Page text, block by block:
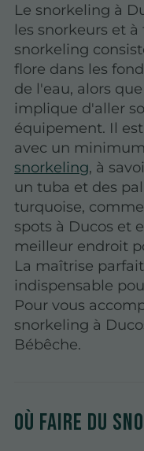
Le snorkeling à
les snorkeurs et
snorkeling
flore dans les
de l'eau, alors
implique d'aller
équipement. Il
avec un
snorkeling, à
un tuba et des
turquoise,
spots à Ducos et
meilleur endroit
La maîtrise
indispensable
Pour vous
snorkeling à
Bébêche.
Où faire du